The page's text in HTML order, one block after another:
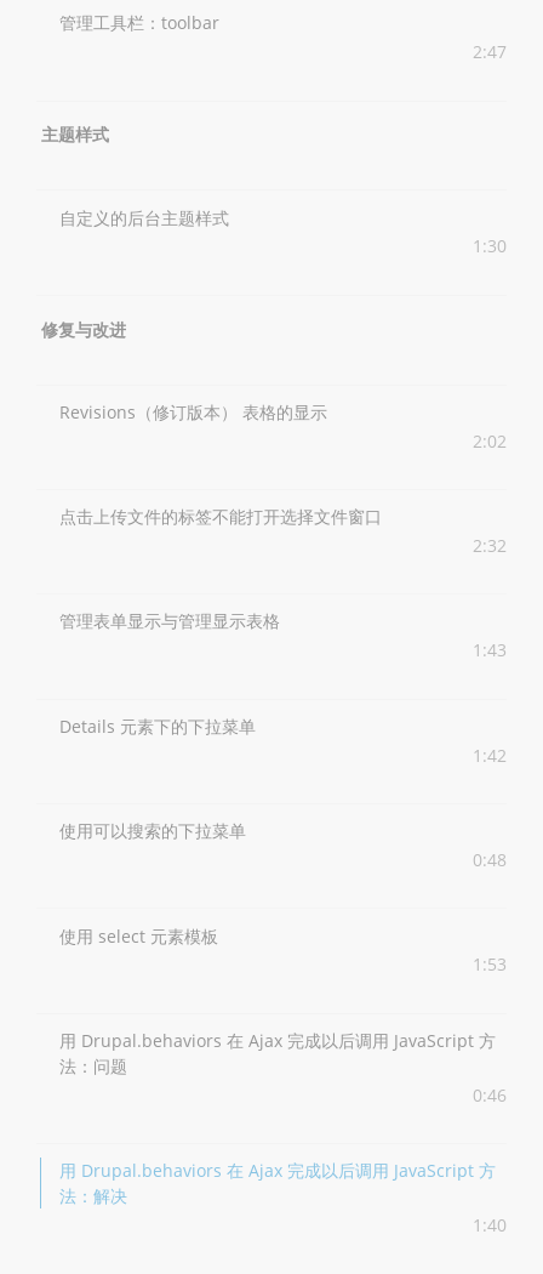
管理工具栏：toolbar
2:47
主题样式
自定义的后台主题样式
1:30
修复与改进
Revisions（修订版本） 表格的显示
2:02
点击上传文件的标签不能打开选择文件窗口
2:32
管理表单显示与管理显示表格
1:43
Details 元素下的下拉菜单
1:42
使用可以搜索的下拉菜单
0:48
使用 select 元素模板
1:53
用 Drupal.behaviors 在 Ajax 完成以后调用 JavaScript 方
法：问题
0:46
用 Drupal.behaviors 在 Ajax 完成以后调用 JavaScript 方
法：解决
1:40